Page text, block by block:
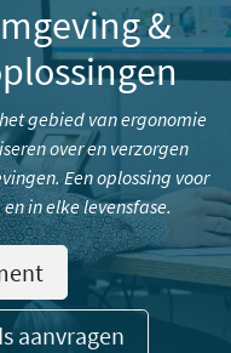
&
gebied van ergonomie
over en verzorgen
Een oplossing voor
in elke levensfase.
aanvragen